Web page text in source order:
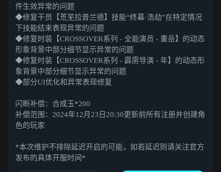
件生效异常的问题
◆修复干员【荒芜拉普兰德】技能“终幕·浩劫”在特定情况
下技能结束表现异常的问题
◆修复时装【CROSSOVER系列 - 全能演员 - 重岳】的动态
形象背景中部分细节显示异常的问题
◆修复时装【CROSSOVER系列 - 霹雳导演 - 年】的动态形
象背景中部分细节显示异常的问题
◆部分UI优化和异常表现修复
闪断补偿：合成玉*200
补偿范围：2024年12月23日20:30更新前所有注册并创建角
色的玩家
*本次维护不排除延迟开启的可能，如若延迟则请关注官方
发布的具体开服时间*